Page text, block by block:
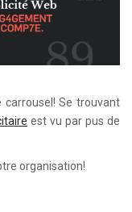
carrousel! Se trouvant
est vu par pus de
organisation!